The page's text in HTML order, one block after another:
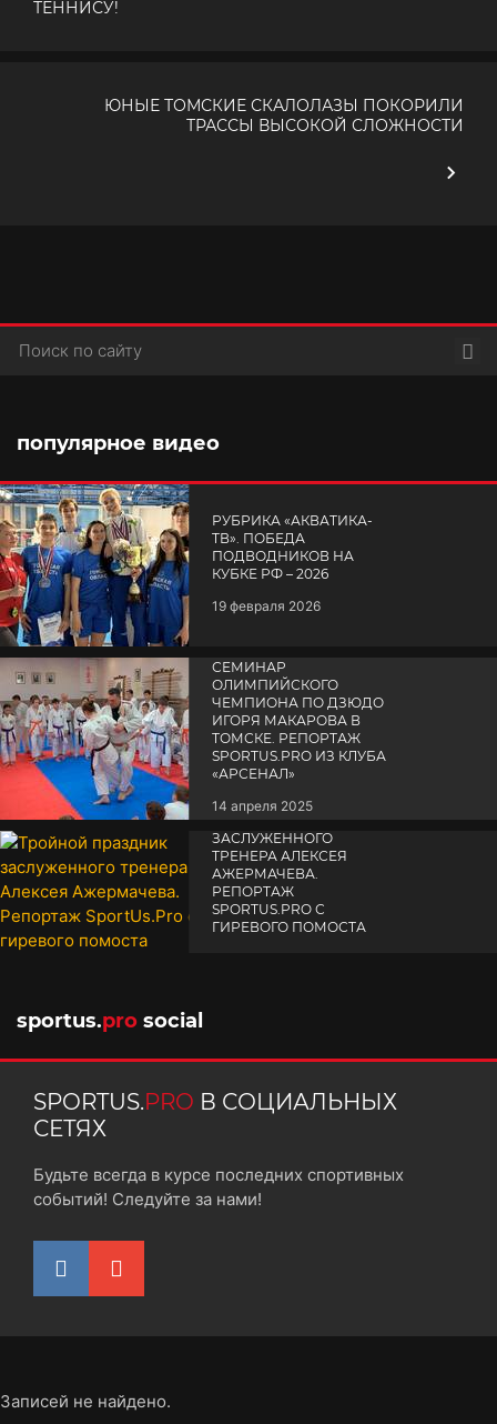
ТЕННИСУ!
ЮНЫЕ ТОМСКИЕ СКАЛОЛАЗЫ ПОКОРИЛИ
ТРАССЫ ВЫСОКОЙ СЛОЖНОСТИ
популярное видео
РУБРИКА «АКВАТИКА-
TВ». ПОБЕДА
ПОДВОДНИКОВ НА
КУБКЕ РФ – 2026
19 февраля 2026
СЕМИНАР
ОЛИМПИЙСКОГО
ЧЕМПИОНА ПО ДЗЮДО
ИГОРЯ МАКАРОВА В
ТОМСКЕ. РЕПОРТАЖ
SPORTUS.PRO ИЗ КЛУБА
«АРСЕНАЛ»
14 апреля 2025
ЗАСЛУЖЕННОГО
ТРЕНЕРА АЛЕКСЕЯ
АЖЕРМАЧЕВА.
РЕПОРТАЖ
SPORTUS.PRO С
ГИРЕВОГО ПОМОСТА
sportus.pro social
SPORTUS.PRO В СОЦИАЛЬНЫХ
СЕТЯХ
Будьте всегда в курсе последних спортивных
событий! Следуйте за нами!
Записей не найдено.